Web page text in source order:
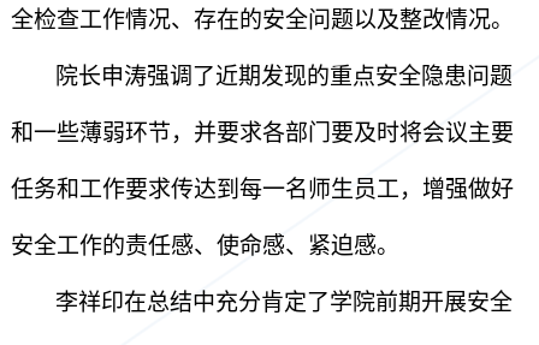
全检查工作情况、存在的安全问题以及整改情况。
院长申涛强调了近期发现的重点安全隐患问题
和一些薄弱环节，并要求各部门要及时将会议主要
任务和工作要求传达到每一名师生员工，增强做好
安全工作的责任感、使命感、紧迫感。
李祥印在总结中充分肯定了学院前期开展安全